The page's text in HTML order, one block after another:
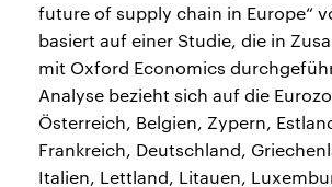
future of supply chain in Europe“
basiert auf einer Studie, die in
mit Oxford Economics
Analyse bezieht sich auf die
Österreich, Belgien, Zypern,
Frankreich, Deutschland,
Italien, Lettland, Litauen,